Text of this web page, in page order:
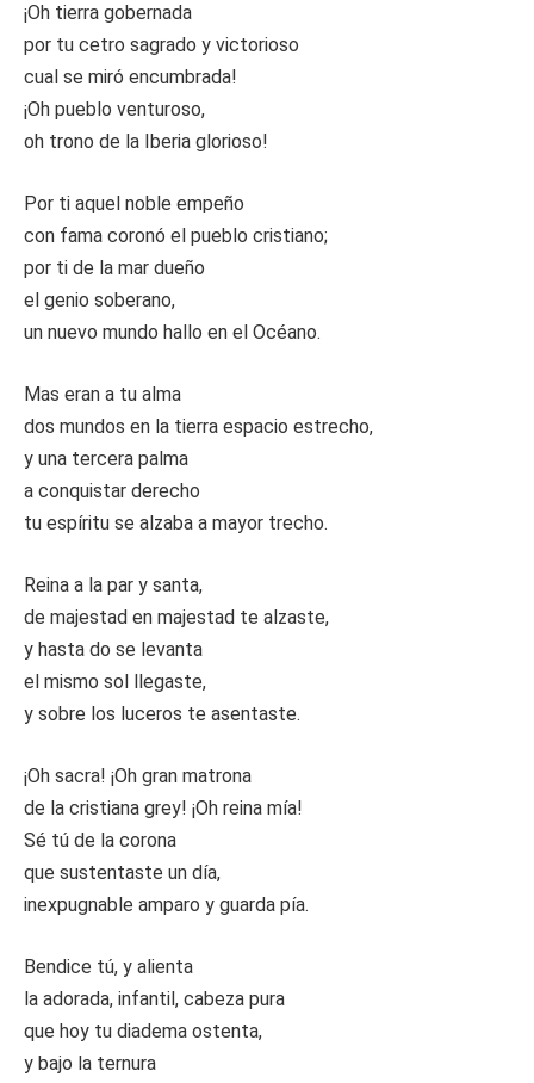
¡Oh tierra gobernada
por tu cetro sagrado y victorioso
cual se miró encumbrada!
¡Oh pueblo venturoso,
oh trono de la Iberia glorioso!
Por ti aquel noble empeño
con fama coronó el pueblo cristiano;
por ti de la mar dueño
el genio soberano,
un nuevo mundo hallo en el Océano.
Mas eran a tu alma
dos mundos en la tierra espacio estrecho,
y una tercera palma
a conquistar derecho
tu espíritu se alzaba a mayor trecho.
Reina a la par y santa,
de majestad en majestad te alzaste,
y hasta do se levanta
el mismo sol llegaste,
y sobre los luceros te asentaste.
¡Oh sacra! ¡Oh gran matrona
de la cristiana grey! ¡Oh reina mía!
Sé tú de la corona
que sustentaste un día,
inexpugnable amparo y guarda pía.
Bendice tú, y alienta
la adorada, infantil, cabeza pura
que hoy tu diadema ostenta,
y bajo la ternura